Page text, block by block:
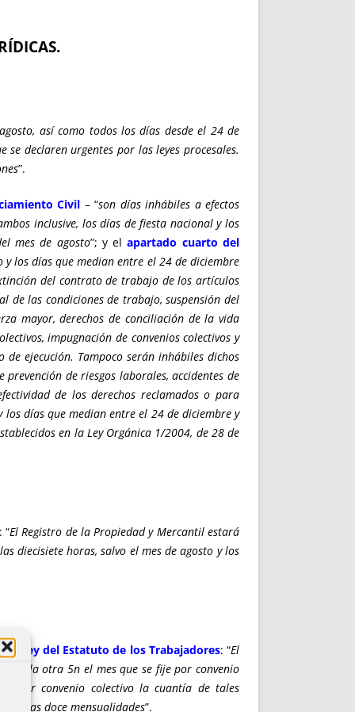
así como todos los días desde el 24 de
declaren urgentes por las leyes procesales.
”.
Civil – “son días inhábiles a efectos
inclusive, los días de fiesta nacional y los
mes de agosto”; y elapartado cuarto del
y los días que median entre el 24 de diciembre
del contrato de trabajo de los artículos
de las condiciones de trabajo, suspensión del
mayor, derechos de conciliación de la vida
impugnación de convenios colectivos y
ejecución. Tampoco serán inhábiles dichos
de riesgos laborales, accidentes de
de los derechos reclamados o para
días que median entre el 24 de diciembre y
en la Ley Orgánica 1/2004, de 28 de
“El Registro de la Propiedad y Mercantil estará
diecisiete horas, salvo el mes de agosto y los
Ley del Estatuto de los Trabajadores: “El
y la otra 5n el mes que se fije por convenio
por convenio colectivo la cuantía de tales
en las doce mensualidades”.